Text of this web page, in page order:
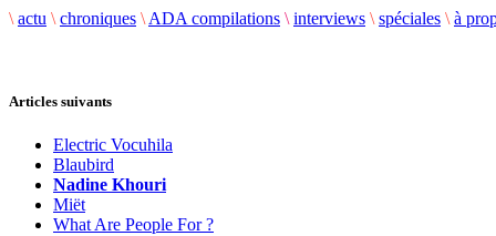
\ actu \ chroniques \ ADA compilations \ interviews \ spéciales \ à
Articles suivants
Electric Vocuhila
Blaubird
Nadine Khouri
Miët
What Are People For ?